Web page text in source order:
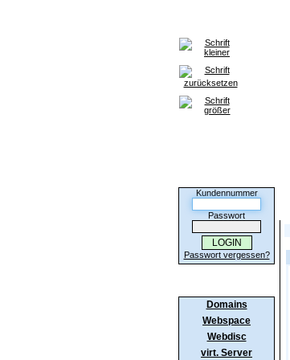
Kundennummer
Passwort
Passwort vergessen?
Domains
Webspace
Webdisc
virt. Server